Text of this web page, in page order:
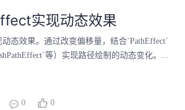
实现动态效果
态效果。通过改变偏移量，结合`PathEffect`
等）实现路径绘制的动态变化。...
0 0